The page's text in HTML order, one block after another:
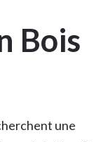
Bois
une